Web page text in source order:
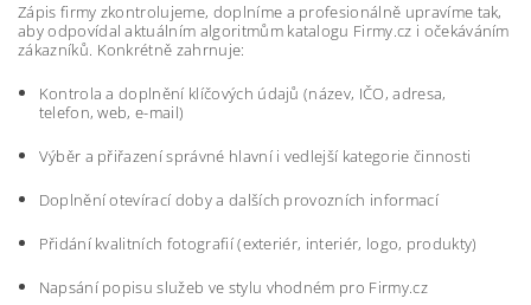
Zápis firmy zkontrolujeme, doplníme a profesionálně upravíme tak,
aby odpovídal aktuálním algoritmům katalogu Firmy.cz i očekáváním
zákazníků. Konkrétně zahrnuje:
Kontrola a doplnění klíčových údajů (název, IČO, adresa,
telefon, web, e-mail)
Výběr a přiřazení správné hlavní i vedlejší kategorie činnosti
Doplnění otevírací doby a dalších provozních informací
Přidání kvalitních fotografií (exteriér, interiér, logo, produkty)
Napsání popisu služeb ve stylu vhodném pro Firmy.cz